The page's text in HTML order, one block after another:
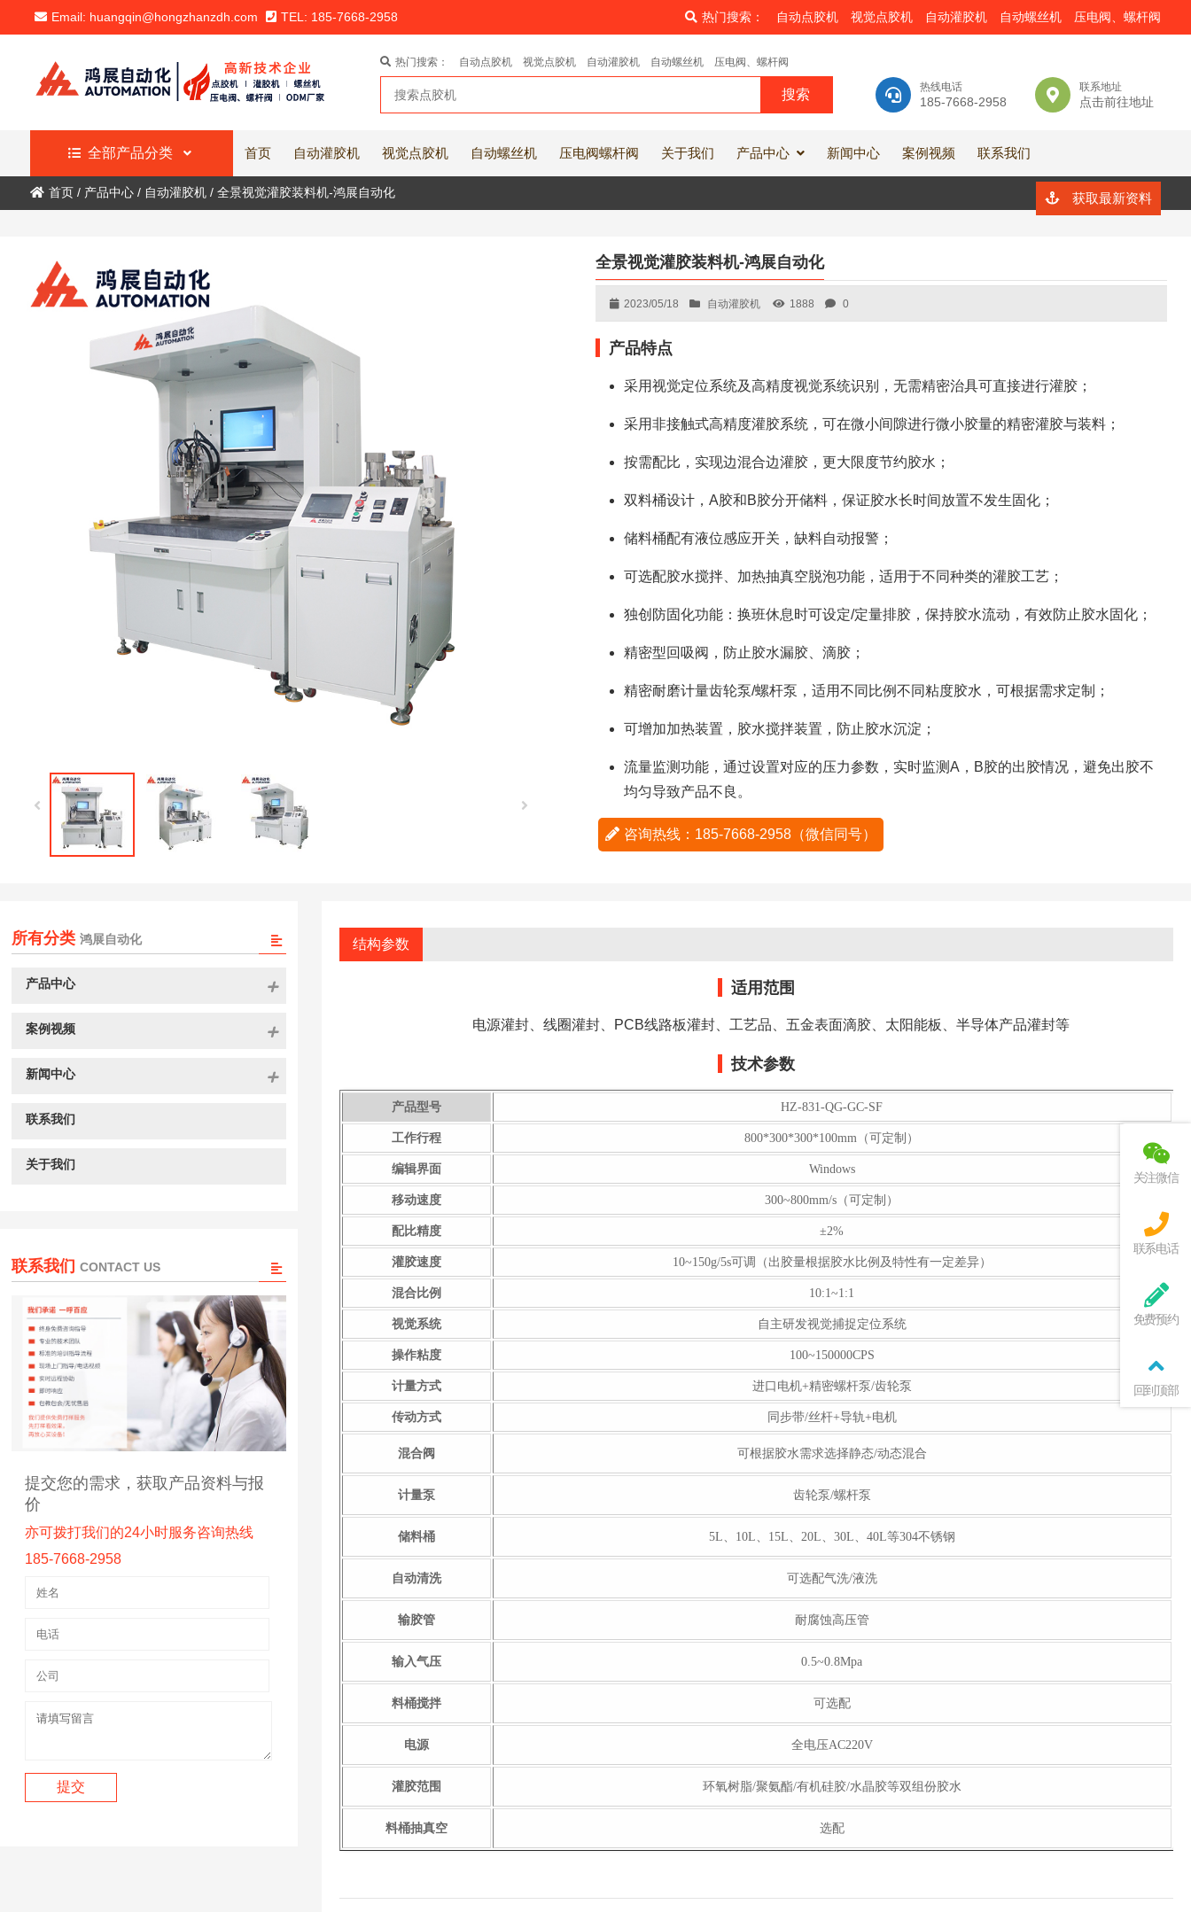
Email: huangqin@hongzhanzdh.com TEL: 185-7668-2958 热门搜索： 自动点胶机 视觉点胶机 自动灌胶机 自动螺丝机 压电阀、螺杆阀
热线电话
185-7668-2958
联系地址
点击前往地址
热门搜索： 自动点胶机 视觉点胶机 自动灌胶机 自动螺丝机 压电阀、螺杆阀
全部产品分类 首页 自动灌胶机 视觉点胶机 自动螺丝机 压电阀螺杆阀 关于我们 产品中心 新闻中心 案例视频 联系我们
获取最新资料
首页/ 产品中心/ 自动灌胶机/ 全景视觉灌胶装料机-鸿展自动化
全景视觉灌胶装料机-鸿展自动化
2023/05/18 自动灌胶机 1888 0
产品特点
采用视觉定位系统及高精度视觉系统识别，无需精密治具可直接进行灌胶；
采用非接触式高精度灌胶系统，可在微小间隙进行微小胶量的精密灌胶与装料；
按需配比，实现边混合边灌胶，更大限度节约胶水；
双料桶设计，A胶和B胶分开储料，保证胶水长时间放置不发生固化；
储料桶配有液位感应开关，缺料自动报警；
可选配胶水搅拌、加热抽真空脱泡功能，适用于不同种类的灌胶工艺；
独创防固化功能：换班休息时可设定/定量排胶，保持胶水流动，有效防止胶水固化；
精密型回吸阀，防止胶水漏胶、滴胶；
精密耐磨计量齿轮泵/螺杆泵，适用不同比例不同粘度胶水，可根据需求定制；
可增加加热装置，胶水搅拌装置，防止胶水沉淀；
流量监测功能，通过设置对应的压力参数，实时监测A，B胶的出胶情况，避免出胶不
均匀导致产品不良。
咨询热线：185-7668-2958（微信同号）
结构参数
适用范围
电源灌封、线圈灌封、PCB线路板灌封、工艺品、五金表面滴胶、太阳能板、半导体产品灌封等
技术参数
产品型号 HZ-831-QG-GC-SF
工作行程 800*300*300*100mm（可定制）
编辑界面 Windows
移动速度 300~800mm/s（可定制）
配比精度 ±2%
灌胶速度 10~150g/5s可调（出胶量根据胶水比例及特性有一定差异）
混合比例 10:1~1:1
视觉系统 自主研发视觉捕捉定位系统
操作粘度 100~150000CPS
计量方式 进口电机+精密螺杆泵/齿轮泵
传动方式 同步带/丝杆+导轨+电机
混合阀 可根据胶水需求选择静态/动态混合
计量泵 齿轮泵/螺杆泵
储料桶 5L、10L、15L、20L、30L、40L等304不锈钢
自动清洗 可选配气洗/液洗
输胶管 耐腐蚀高压管
输入气压 0.5~0.8Mpa
料桶搅拌 可选配
电源 全电压AC220V
灌胶范围 环氧树脂/聚氨酯/有机硅胶/水晶胶等双组份胶水
料桶抽真空 选配
所有分类 鸿展自动化
产品中心
案例视频
新闻中心
联系我们
关于我们
联系我们 CONTACT US
提交您的需求，获取产品资料与报
价
亦可拨打我们的24小时服务咨询热线
185-7668-2958
关注微信
联系电话
免费预约
回到顶部